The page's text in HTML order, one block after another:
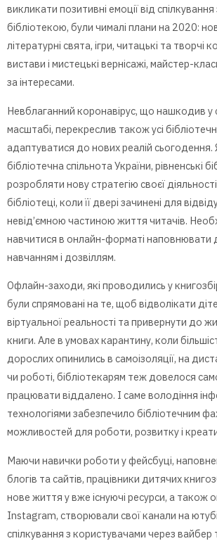
викликати позитивні емоції від
бібліотекою, були чималі плани на 2020:
літературні свята, ігри, читацькі та творчі
вистави і мистецькі вернісажі, майстер-
за інтересами.
Невблаганний коронавірус, що нашкодив у
масштабі, перекреслив також усі
адаптуватися до нових реалій сьогодення.
бібліотечна спільнота України, рівненські
розробляти нову стратегію своєї
бібліотеці, коли її двері зачинені для
невід’ємною частиною життя читачів.
навчитися в онлайн-форматі наповнювати
навчанням і дозвіллям.
Офлайн-заходи, які проводились у
були спрямовані на те, щоб відволікати
віртуальної реальності та привернути до
книги. Але в умовах карантину, коли
дорослих опинились в самоізоляції, на
чи роботі, бібліотекарям теж довелося
працювати віддалено. І саме володіння
технологіями забезпечило бібліотечним
можливостей для роботи, розвитку і
Маючи навички роботи у фейсбуці,
блогів та сайтів, працівники дитячих
нове життя у вже існуючі ресурси, а також
Instagram, створювали свої канали на
спілкування з користувачами через вайбер